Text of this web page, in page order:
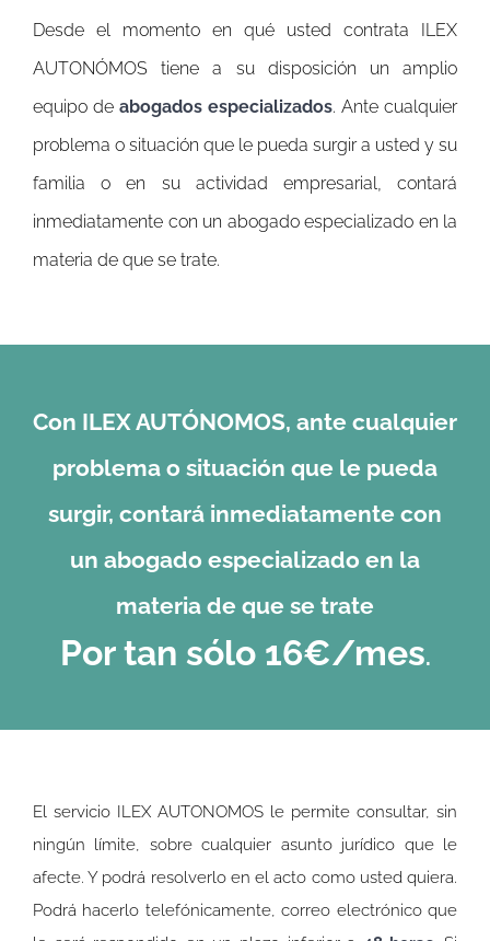
Desde el momento en qué usted contrata ILEX
AUTONÓMOS tiene a su disposición un amplio
equipo de abogados especializados. Ante cualquier
problema o situación que le pueda surgir a usted y su
familia o en su actividad empresarial, contará
inmediatamente con un abogado especializado en la
materia de que se trate.
Con ILEX AUTÓNOMOS, ante cualquier
problema o situación que le pueda
surgir, contará inmediatamente con
un abogado especializado en la
materia de que se trate
Por tan sólo 16€/mes.
El servicio ILEX AUTONOMOS le permite consultar, sin
ningún límite, sobre cualquier asunto jurídico que le
afecte. Y podrá resolverlo en el acto como usted quiera.
Podrá hacerlo telefónicamente, correo electrónico que